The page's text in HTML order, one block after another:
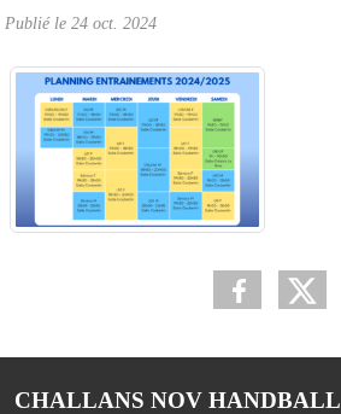
Publié le 24 oct. 2024
CHALLANS NOV HANDBALL